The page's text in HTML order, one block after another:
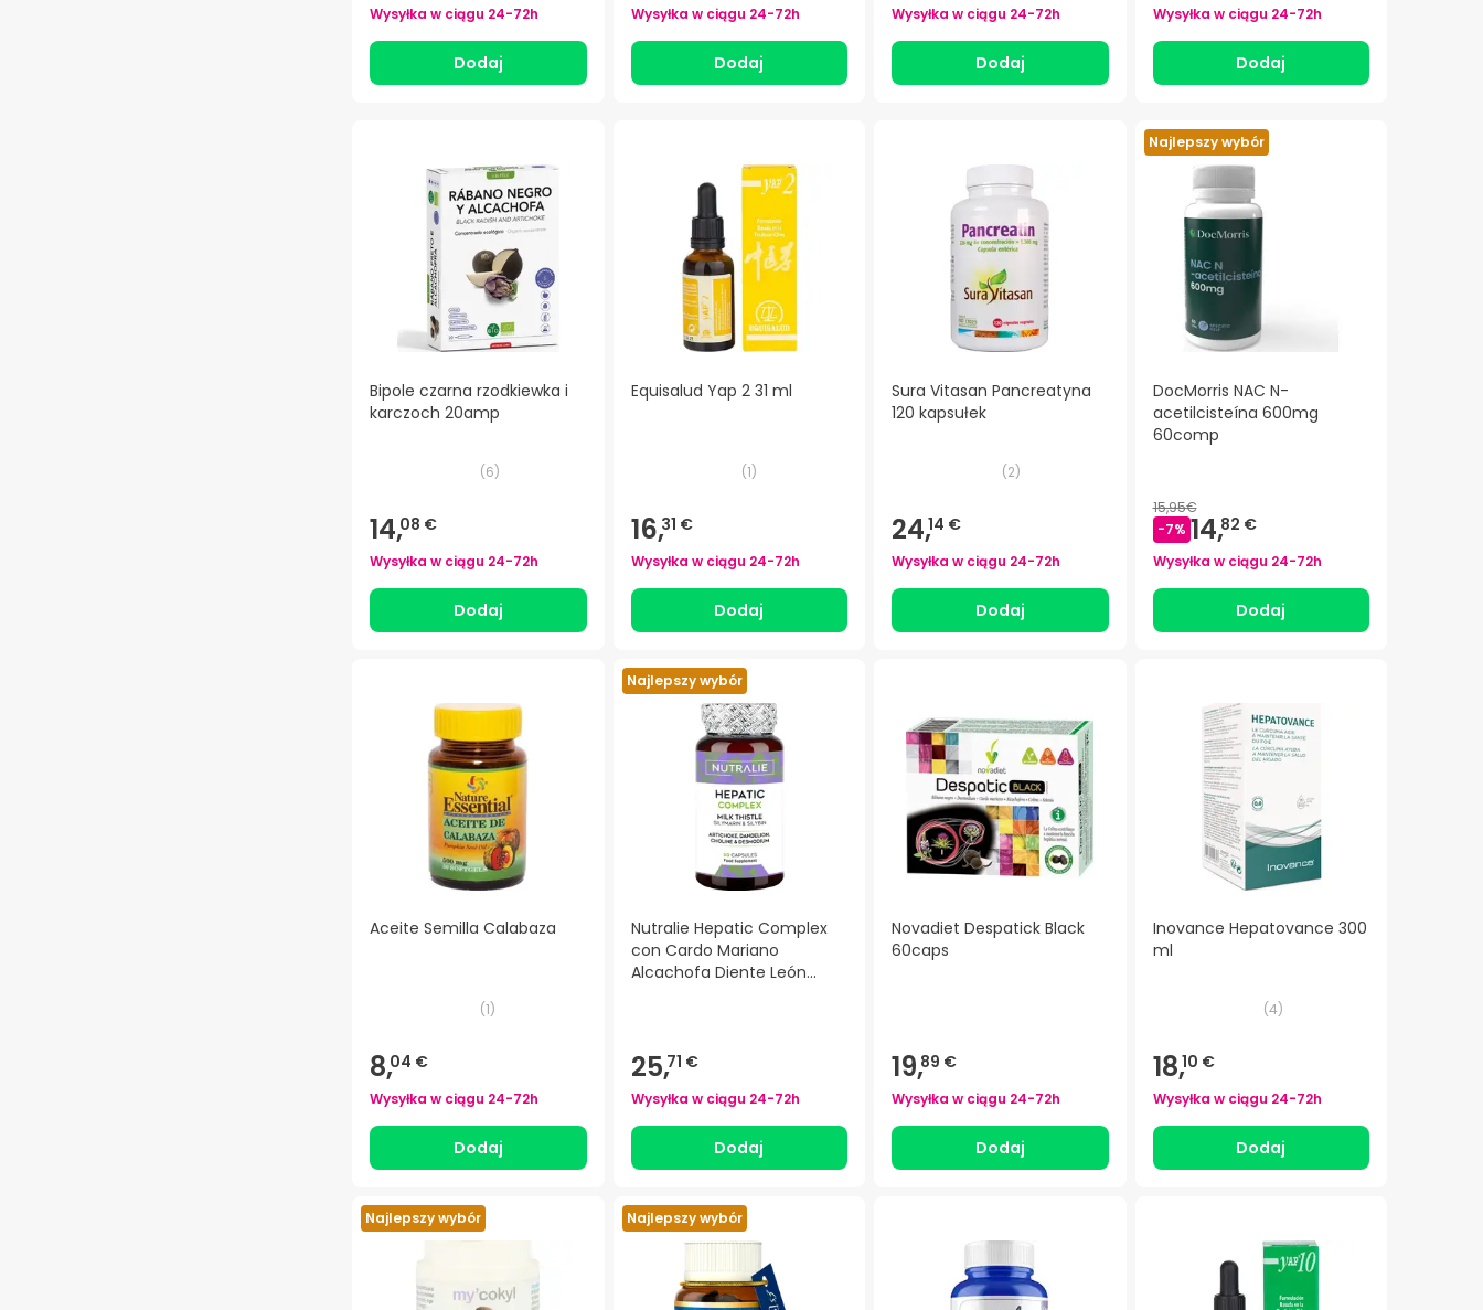
Wysyłka w ciągu 24-72h
Dodaj
Wysyłka w ciągu 24-72h
Dodaj
Wysyłka w ciągu 24-72h
Dodaj
Wysyłka w ciągu 24-72h
Dodaj
Bipole czarna rzodkiewka i
karczoch 20amp
(6)
14,08 €
Wysyłka w ciągu 24-72h
Dodaj
Equisalud Yap 2 31 ml
(1)
16,31 €
Wysyłka w ciągu 24-72h
Dodaj
Sura Vitasan Pancreatyna
120 kapsułek
(2)
24,14 €
Wysyłka w ciągu 24-72h
Dodaj
Najlepszy wybór
DocMorris NAC N-
acetilcisteína 600mg
60comp
15,95€
-7% 14,82 €
Wysyłka w ciągu 24-72h
Dodaj
Aceite Semilla Calabaza
(1)
8,04 €
Wysyłka w ciągu 24-72h
Dodaj
Najlepszy wybór
Nutralie Hepatic Complex
con Cardo Mariano
Alcachofa Diente León
25,71 €
Wysyłka w ciągu 24-72h
Dodaj
Novadiet Despatick Black
60caps
19,89 €
Wysyłka w ciągu 24-72h
Dodaj
Inovance Hepatovance 300
ml
(4)
18,10 €
Wysyłka w ciągu 24-72h
Dodaj
Najlepszy wybór Najlepszy wybór